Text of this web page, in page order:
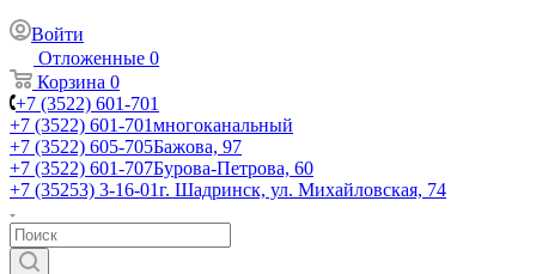
Войти
Отложенные 0
Корзина 0
+7 (3522) 601-701
+7 (3522) 601-701многоканальный
+7 (3522) 605-705Бажова, 97
+7 (3522) 601-707Бурова-Петрова, 60
+7 (35253) 3-16-01г. Шадринск, ул. Михайловская, 74